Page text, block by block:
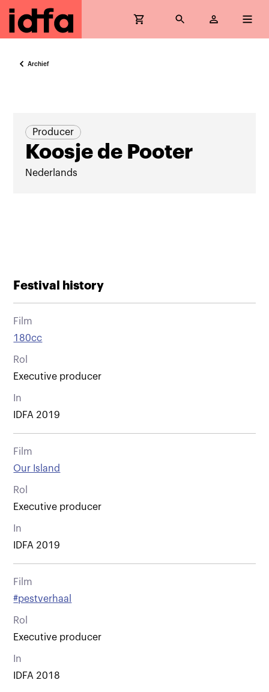
Archief
Producer
Koosje de Pooter
Nederlands
Festival history
Film
180cc
Rol
Executive producer
In
IDFA 2019
Film
Our Island
Rol
Executive producer
In
IDFA 2019
Film
#pestverhaal
Rol
Executive producer
In
IDFA 2018